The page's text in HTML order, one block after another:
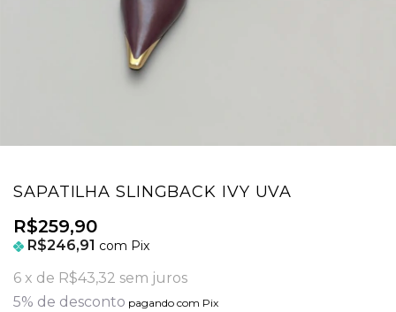
SAPATILHA SLINGBACK IVY UVA
R$259,90
R$246,91 com Pix
6 x de R$43,32 sem juros
5% de desconto pagando com Pix